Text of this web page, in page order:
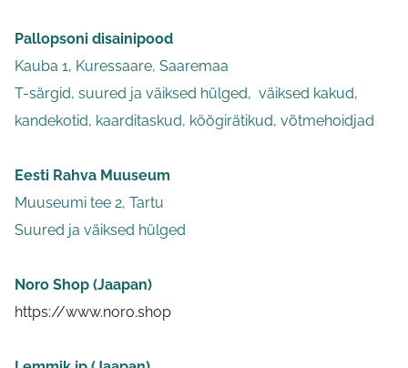
Pallopsoni disainipood
Kauba 1, Kuressaare, Saaremaa
T-särgid, suured ja väiksed hülged, väiksed kakud,
kandekotid, kaarditaskud, köögirätikud, võtmehoidjad
Eesti Rahva Muuseum
Muuseumi tee 2, Tartu
Suured ja väiksed hülged
Noro Shop (Jaapan)
https://www.noro.shop